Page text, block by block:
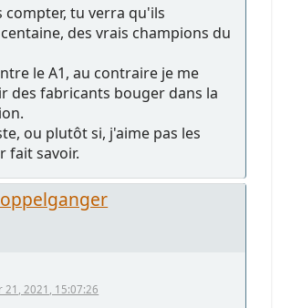
compter, tu verra qu'ils
des vrais champions du
le A1, au contraire je me
des fabricants bouger dans la
ou plutôt si, j'aime pas les
fait savoir.
21, 2021, 15:07:26